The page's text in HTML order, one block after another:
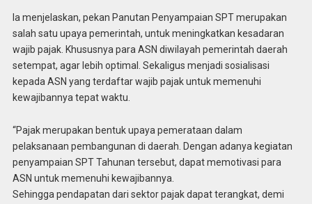
Ia menjelaskan, pekan Panutan Penyampaian SPT merupakan
salah satu upaya pemerintah, untuk meningkatkan kesadaran
wajib pajak. Khususnya para ASN diwilayah pemerintah daerah
setempat, agar lebih optimal. Sekaligus menjadi sosialisasi
kepada ASN yang terdaftar wajib pajak untuk memenuhi
kewajibannya tepat waktu.
“Pajak merupakan bentuk upaya pemerataan dalam
pelaksanaan pembangunan di daerah. Dengan adanya kegiatan
penyampaian SPT Tahunan tersebut, dapat memotivasi para
ASN untuk memenuhi kewajibannya.
Sehingga pendapatan dari sektor pajak dapat terangkat, demi